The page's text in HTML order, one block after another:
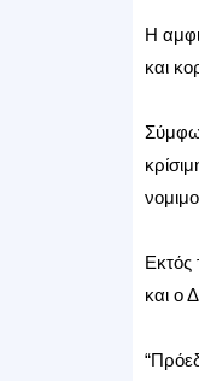
Η
και
Εκτός
και ο